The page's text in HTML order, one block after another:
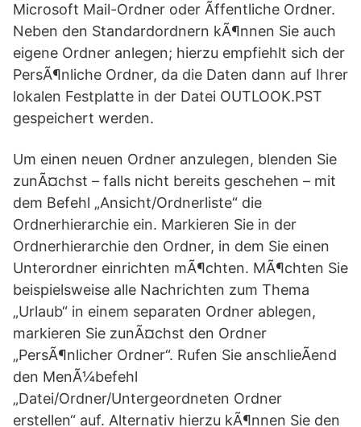
Microsoft Mail-Ordner oder Ãffentliche Ordner.
Neben den Standardordnern kÃ¶nnen Sie auch
eigene Ordner anlegen; hierzu empfiehlt sich der
PersÃ¶nliche Ordner, da die Daten dann auf Ihrer
lokalen Festplatte in der Datei OUTLOOK.PST
gespeichert werden.
Um einen neuen Ordner anzulegen, blenden Sie
zunÃ¤chst – falls nicht bereits geschehen – mit
dem Befehl „Ansicht/Ordnerliste“ die
Ordnerhierarchie ein. Markieren Sie in der
Ordnerhierarchie den Ordner, in dem Sie einen
Unterordner einrichten mÃ¶chten. MÃ¶chten Sie
beispielsweise alle Nachrichten zum Thema
„Urlaub“ in einem separaten Ordner ablegen,
markieren Sie zunÃ¤chst den Ordner
„PersÃ¶nlicher Ordner“. Rufen Sie anschlieÃend
den MenÃ¼befehl
„Datei/Ordner/Untergeordneten Ordner
erstellen“ auf. Alternativ hierzu kÃ¶nnen Sie den